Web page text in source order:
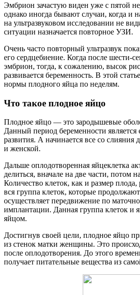
Эмбрион зачастую виден уже с пятой
однако иногда бывают случаи, когда и
на ультразвуковом исследовании не
ситуации назначается повторное УЗИ.
Очень часто повторный ультразвук
его сердцебиение. Когда после шести-
эмбрион, тогда, к сожалению, высок
развивается беременность. В этой
нормы плодного яйца по неделям.
Что такое плодное яйцо
Плодное яйцо — это зародышевые
Данный период беременности является
развития. А начинается все со слияния
и женской.
Дальше оплодотворенная яйцеклетка
делиться, вначале на две части, потом
Количество клеток, как и размер
вся группа клеток, которые
осуществляет передвижение по
имплантации. Данная группа клеток и
яйцом.
Достигнув своей цели, плодное яйцо
из стенок матки женщины. Это
после оплодотворения. До этого
получает питательные вещества из